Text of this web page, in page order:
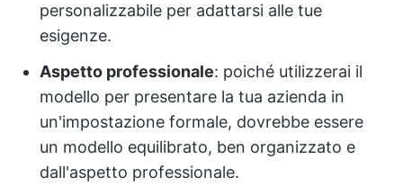
personalizzabile per adattarsi alle tue
esigenze.
Aspetto professionale: poiché utilizzerai il
modello per presentare la tua azienda in
un'impostazione formale, dovrebbe essere
un modello equilibrato, ben organizzato e
dall'aspetto professionale.